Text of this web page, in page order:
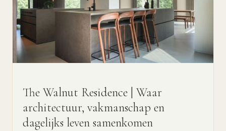
The Walnut Residence | Waar
architectuur, vakmanschap en
dagelijks leven samenkomen